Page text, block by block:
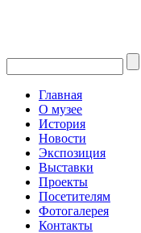
Главная
О музее
История
Новости
Экспозиция
Выставки
Проекты
Посетителям
Фотогалерея
Контакты